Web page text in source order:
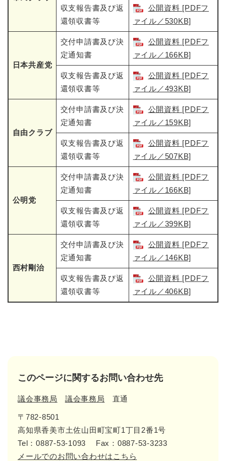
収支報告書及び返
還領収書等
公開資料 [PDFフ
ァイル／530KB]
日本共産党
交付申請書及び決
定通知書
公開資料 [PDFフ
ァイル／166KB]
収支報告書及び返
還領収書等
公開資料 [PDFフ
ァイル／493KB]
自由クラブ
交付申請書及び決
定通知書
公開資料 [PDFフ
ァイル／159KB]
収支報告書及び返
還領収書等
公開資料 [PDFフ
ァイル／507KB]
公明党
交付申請書及び決
定通知書
公開資料 [PDFフ
ァイル／166KB]
収支報告書及び返
還領収書等
公開資料 [PDFフ
ァイル／399KB]
西村剛治
交付申請書及び決
定通知書
公開資料 [PDFフ
ァイル／146KB]
収支報告書及び返
還領収書等
公開資料 [PDFフ
ァイル／406KB]
このページに関するお問い合わせ先
議会事務局 議会事務局 直通
〒782-8501
高知県香美市土佐山田町宝町1丁目2番1号
Tel：0887-53-1093
Fax：0887-53-3233
メールでのお問い合わせはこちら